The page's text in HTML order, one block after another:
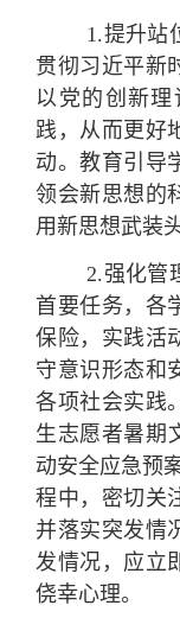
1.提升站
贯彻习近平新
以党的创新
践，从而更好
动。教育引导
领会新思想的
用新思想武装
2.强化管
首要任务， 各
保险， 实践活
守意识形态和
各项社会实践
生志愿者暑期
动安全应急预
程中，密切关
并落实突发情
发情况，应立
侥幸心理。